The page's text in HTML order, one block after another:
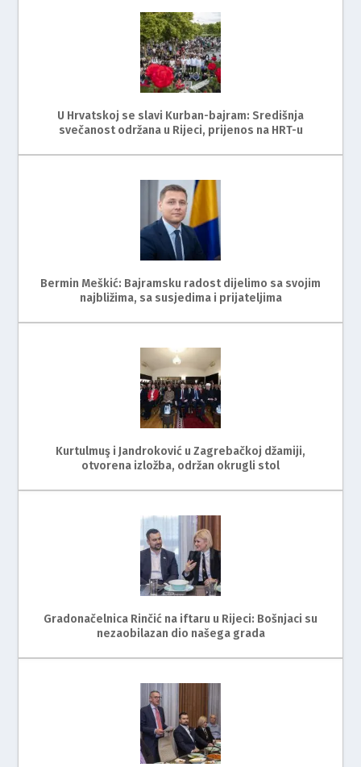
U Hrvatskoj se slavi Kurban-bajram: Središnja
svečanost održana u Rijeci, prijenos na HRT-u
Bermin Meškić: Bajramsku radost dijelimo sa svojim
najbližima, sa susjedima i prijateljima
Kurtulmuş i Jandroković u Zagrebačkoj džamiji,
otvorena izložba, održan okrugli stol
Gradonačelnica Rinčić na iftaru u Rijeci: Bošnjaci su
nezaobilazan dio našega grada